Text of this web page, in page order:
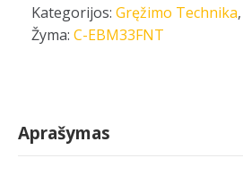
Kategorijos: Gręžimo Technika,
Žyma: C-EBM33FNT
Aprašymas